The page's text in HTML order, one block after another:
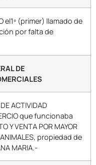
el1º (primer) llamado de
por falta de
DE
ACTIVIDAD
que funcionaba
Y VENTA POR MAYOR
ANIMALES, propiedad de
MARIA.-